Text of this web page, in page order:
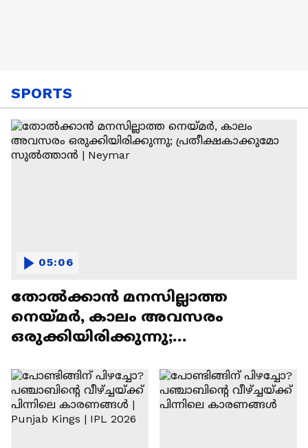
SPORTS
തോല്‍ക്കാൻ മനസില്ലാത്ത
നെയ്മർ, കാലം അവസരം
ഒരുക്കിയിരിക്കുന്നു;
Neymar
05:06